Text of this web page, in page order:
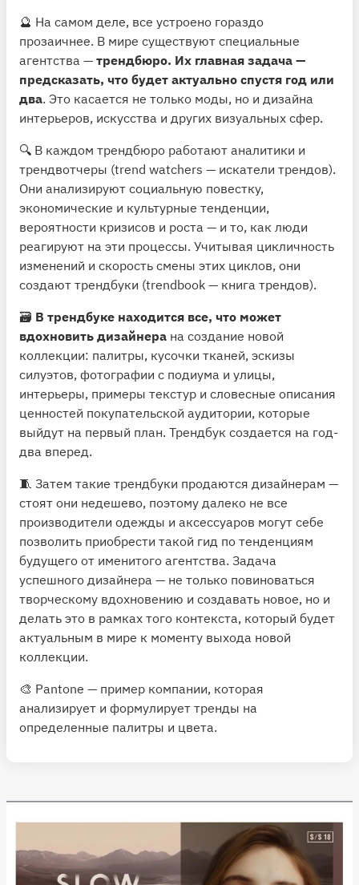
🔮 На самом деле, все устроено гораздо
прозаичнее. В мире существуют специальные
агентства — трендбюро. Их главная задача —
предсказать, что будет актуально спустя год или
два. Это касается не только моды, но и дизайна
интерьеров, искусства и других визуальных сфер.
🔍 В каждом трендбюро работают аналитики и
трендвотчеры (trend watchers — искатели трендов).
Они анализируют социальную повестку,
экономические и культурные тенденции,
вероятности кризисов и роста — и то, как люди
реагируют на эти процессы. Учитывая цикличность
изменений и скорость смены этих циклов, они
создают трендбуки (trendbook — книга трендов).
🗃 В трендбуке находится все, что может
вдохновить дизайнера на создание новой
коллекции: палитры, кусочки тканей, эскизы
силуэтов, фотографии с подиума и улицы,
интерьеры, примеры текстур и словесные описания
ценностей покупательской аудитории, которые
выйдут на первый план. Трендбук создается на год-
два вперед.
🧵 Затем такие трендбуки продаются дизайнерам —
стоят они недешево, поэтому далеко не все
производители одежды и аксессуаров могут себе
позволить приобрести такой гид по тенденциям
будущего от именитого агентства. Задача
успешного дизайнера — не только повиноваться
творческому вдохновению и создавать новое, но и
делать это в рамках того контекста, который будет
актуальным в мире к моменту выхода новой
коллекции.
🎨 Pantone — пример компании, которая
анализирует и формулирует тренды на
определенные палитры и цвета.